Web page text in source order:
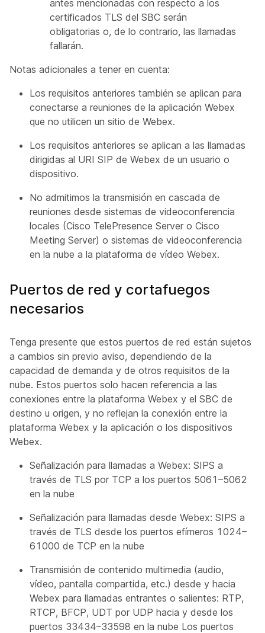
antes mencionadas con respecto a los
certificados TLS del SBC serán
obligatorias o, de lo contrario, las llamadas
fallarán.
Notas adicionales a tener en cuenta:
Los requisitos anteriores también se aplican para
conectarse a reuniones de la aplicación Webex
que no utilicen un sitio de Webex.
Los requisitos anteriores se aplican a las llamadas
dirigidas al URI SIP de Webex de un usuario o
dispositivo.
No admitimos la transmisión en cascada de
reuniones desde sistemas de videoconferencia
locales (Cisco TelePresence Server o Cisco
Meeting Server) o sistemas de videoconferencia
en la nube a la plataforma de vídeo Webex.
Puertos de red y cortafuegos
necesarios
Tenga presente que estos puertos de red están sujetos
a cambios sin previo aviso, dependiendo de la
capacidad de demanda y de otros requisitos de la
nube. Estos puertos solo hacen referencia a las
conexiones entre la plataforma Webex y el SBC de
destino u origen, y no reflejan la conexión entre la
plataforma Webex y la aplicación o los dispositivos
Webex.
Señalización para llamadas a Webex: SIPS a
través de TLS por TCP a los puertos 5061–5062
en la nube
Señalización para llamadas desde Webex: SIPS a
través de TLS desde los puertos efímeros 1024–
61000 de TCP en la nube
Transmisión de contenido multimedia (audio,
vídeo, pantalla compartida, etc.) desde y hacia
Webex para llamadas entrantes o salientes: RTP,
RTCP, BFCP, UDT por UDP hacia y desde los
puertos 33434–33598 en la nube Los puertos